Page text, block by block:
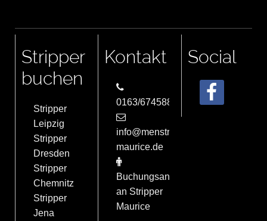
Stripper
buchen
Stripper
Leipzig
Stripper
Dresden
Stripper
Chemnitz
Stripper
Jena
Kontakt
0163/6745884
info@menstrip-
maurice.de
Buchungsanfrage
an Stripper
Maurice
Social